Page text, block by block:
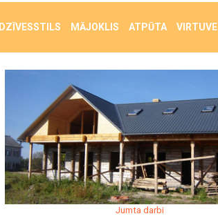
DZĪVESSTILS MĀJOKLIS ATPŪTA VIRTUVE
Jumta darbi